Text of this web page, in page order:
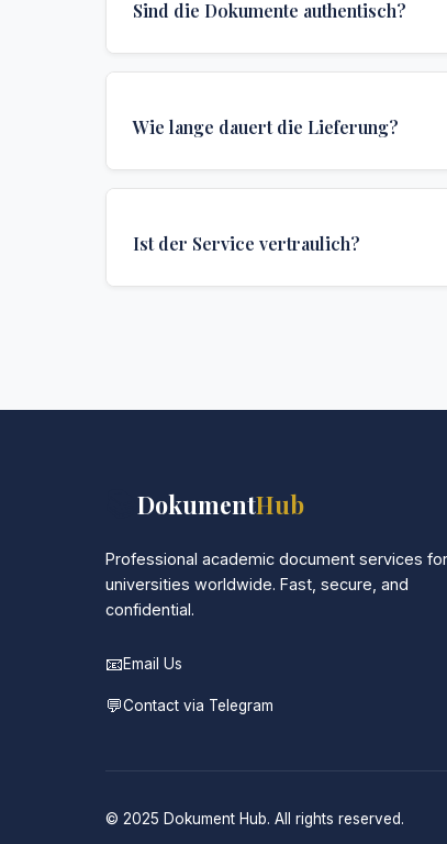
Sind die Dokumente authentisch?
Authentifizierungen, die für offizielle
Wie lange dauert die Lieferung?
Lieferzeit hängt von Ihrem Standort und
Ist der Service vertraulich?
DokumentHub
Professional academic document services for
universities worldwide. Fast, secure, and
confidential.
📧Email Us
💬Contact via Telegram
© 2025 Dokument Hub. All rights reserved.